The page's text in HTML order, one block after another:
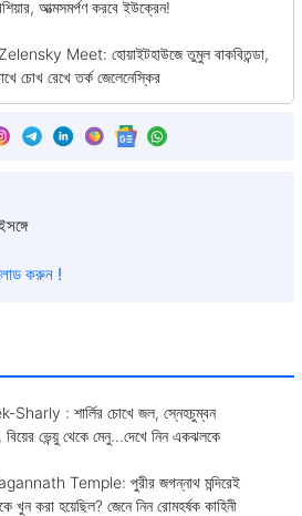
Sharly : শার্লির চোখে জল, স্নেহচুম্বন
ভেন্য়ু থেকে মেনু...দেখে নিন একঝলকে
Temple: পুরীর জগন্নাথ মন্দিরেই
খুন করা হয়েছিল? জেনে নিন রোমহর্ষক কাহিনী
আত্মসমর্পণ করবে ইউক্রেন!
Meet: হোয়াইটহাউজে তুমুল বাকবিতন্ডা,
চোখ রেখে তর্ক জেলেনেস্কির
করুন !